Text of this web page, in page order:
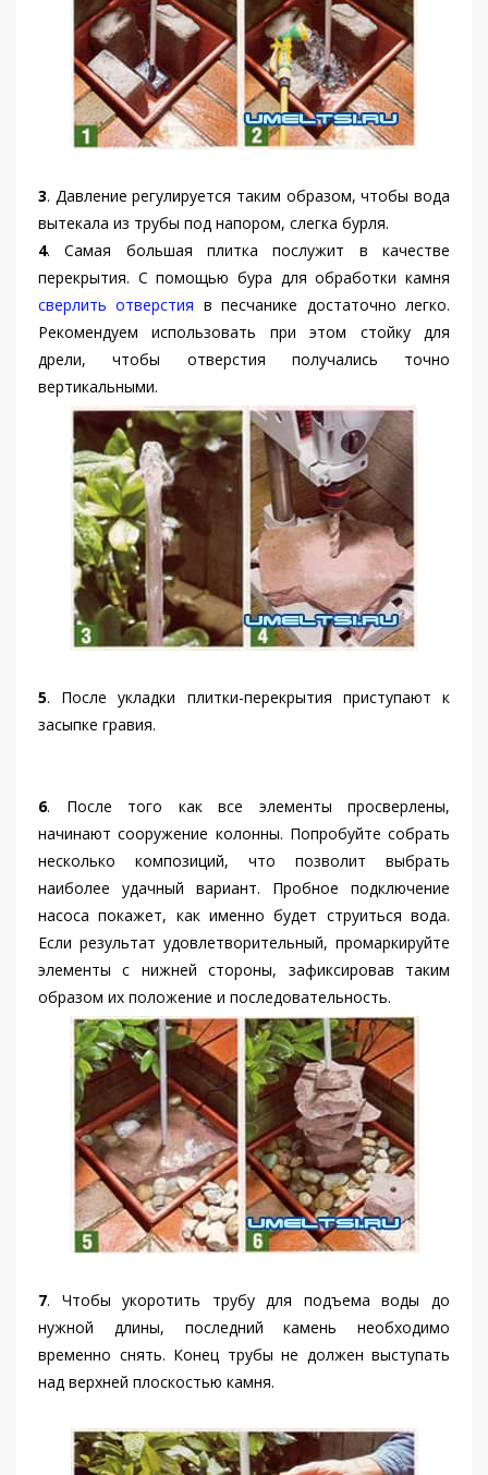
3. Давление регулируется таким образом, чтобы вода
вытекала из трубы под напором, слегка бурля.
4. Самая большая плитка послужит в качестве
перекрытия. С помощью бура для обработки камня
сверлить отверстия в песчанике достаточно легко.
Рекомендуем использовать при этом стойку для
дрели, чтобы отверстия получались точно
вертикальными.
5. После укладки плитки-перекрытия приступают к
засыпке гравия.
6. После того как все элементы просверлены,
начинают сооружение колонны. Попробуйте собрать
несколько композиций, что позволит выбрать
наиболее удачный вариант. Пробное подключение
насоса покажет, как именно будет струиться вода.
Если результат удовлетворительный, промаркируйте
элементы с нижней стороны, зафиксировав таким
образом их положение и последовательность.
7. Чтобы укоротить трубу для подъема воды до
нужной длины, последний камень необходимо
временно снять. Конец трубы не должен выступать
над верхней плоскостью камня.